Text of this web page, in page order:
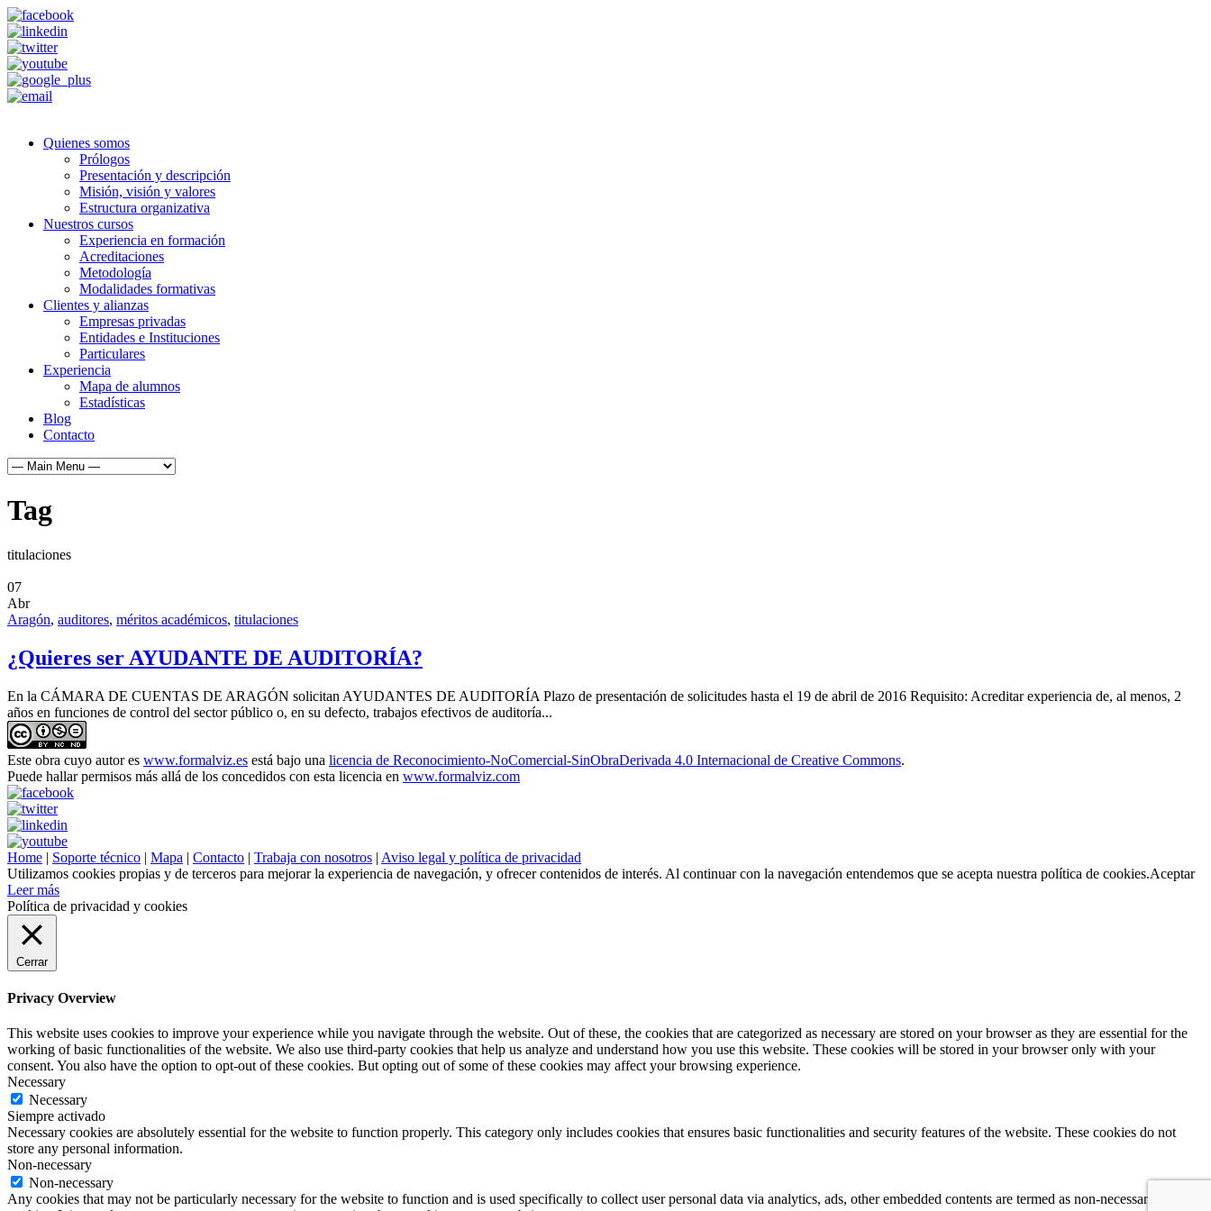
Quienes somos
Prólogos
Presentación y descripción
Misión, visión y valores
Estructura organizativa
Nuestros cursos
Experiencia en formación
Acreditaciones
Metodología
Modalidades formativas
Clientes y alianzas
Empresas privadas
Entidades e Instituciones
Particulares
Experiencia
Mapa de alumnos
Estadísticas
Blog
Contacto
Tag
titulaciones
07
Abr
Aragón, auditores, méritos académicos, titulaciones
¿Quieres ser AYUDANTE DE AUDITORÍA?
En la CÁMARA DE CUENTAS DE ARAGÓN solicitan AYUDANTES DE AUDITORÍA Plazo de presentación de solicitudes hasta el 19 de abril de 2016 Requisito: Acreditar experiencia de, al menos, 2
años en funciones de control del sector público o, en su defecto, trabajos efectivos de auditoría...
Este obra cuyo autor es www.formalviz.es está bajo una licencia de Reconocimiento-NoComercial-SinObraDerivada 4.0 Internacional de Creative Commons.
Puede hallar permisos más allá de los concedidos con esta licencia en www.formalviz.com
Home | Soporte técnico | Mapa | Contacto | Trabaja con nosotros | Aviso legal y política de privacidad
Utilizamos cookies propias y de terceros para mejorar la experiencia de navegación, y ofrecer contenidos de interés. Al continuar con la navegación entendemos que se acepta nuestra política de cookies.Aceptar
Leer más
Política de privacidad y cookies
Cerrar
Privacy Overview
This website uses cookies to improve your experience while you navigate through the website. Out of these, the cookies that are categorized as necessary are stored on your browser as they are essential for the
working of basic functionalities of the website. We also use third-party cookies that help us analyze and understand how you use this website. These cookies will be stored in your browser only with your
consent. You also have the option to opt-out of these cookies. But opting out of some of these cookies may affect your browsing experience.
Necessary
Necessary
Siempre activado
Necessary cookies are absolutely essential for the website to function properly. This category only includes cookies that ensures basic functionalities and security features of the website. These cookies do not
store any personal information.
Non-necessary
Non-necessary
Any cookies that may not be particularly necessary for the website to function and is used specifically to collect user personal data via analytics, ads, other embedded contents are termed as non-necessary